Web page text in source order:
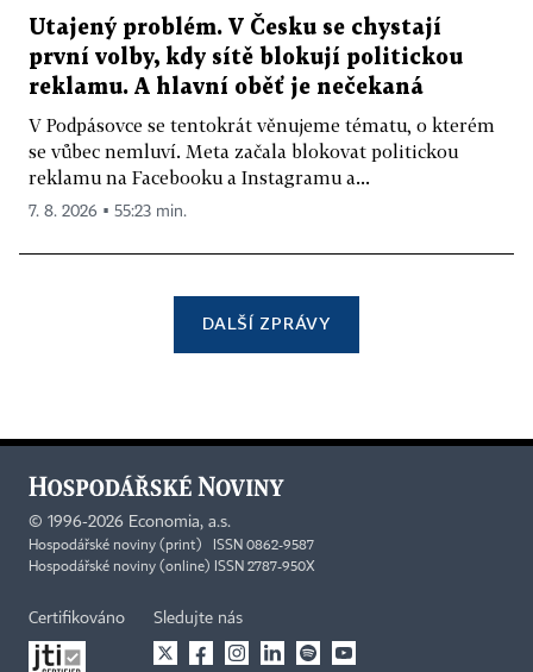
Utajený problém. V Česku se chystají
první volby, kdy sítě blokují politickou
reklamu. A hlavní oběť je nečekaná
V Podpásovce se tentokrát věnujeme tématu, o kterém
se vůbec nemluví. Meta začala blokovat politickou
reklamu na Facebooku a Instagramu a...
7. 8. 2026 ▪ 55:23 min.
DALŠÍ ZPRÁVY
© 1996-2026 Economia, a.s.
Hospodářské noviny (print) ISSN 0862-9587
Hospodářské noviny (online) ISSN 2787-950X
Certifikováno Sledujte nás